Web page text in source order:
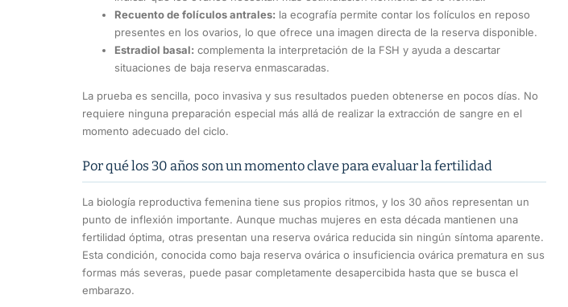
Recuento de folículos antrales: la ecografía permite contar los folículos en reposo
presentes en los ovarios, lo que ofrece una imagen directa de la reserva disponible.
Estradiol basal: complementa la interpretación de la FSH y ayuda a descartar
situaciones de baja reserva enmascaradas.
La prueba es sencilla, poco invasiva y sus resultados pueden obtenerse en pocos días. No
requiere ninguna preparación especial más allá de realizar la extracción de sangre en el
momento adecuado del ciclo.
Por qué los 30 años son un momento clave para evaluar la fertilidad
La biología reproductiva femenina tiene sus propios ritmos, y los 30 años representan un
punto de inflexión importante. Aunque muchas mujeres en esta década mantienen una
fertilidad óptima, otras presentan una reserva ovárica reducida sin ningún síntoma aparente.
Esta condición, conocida como baja reserva ovárica o insuficiencia ovárica prematura en sus
formas más severas, puede pasar completamente desapercibida hasta que se busca el
embarazo.